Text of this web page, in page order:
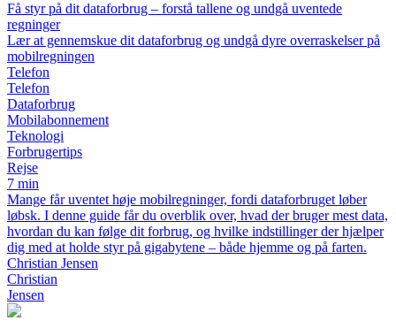
Få styr på dit dataforbrug – forstå tallene og undgå uventede
regninger
Lær at gennemskue dit dataforbrug og undgå dyre overraskelser på
mobilregningen
Telefon
Telefon
Dataforbrug
Mobilabonnement
Teknologi
Forbrugertips
Rejse
7 min
Mange får uventet høje mobilregninger, fordi dataforbruget løber
løbsk. I denne guide får du overblik over, hvad der bruger mest data,
hvordan du kan følge dit forbrug, og hvilke indstillinger der hjælper
dig med at holde styr på gigabytene – både hjemme og på farten.
Christian Jensen
Christian
Jensen